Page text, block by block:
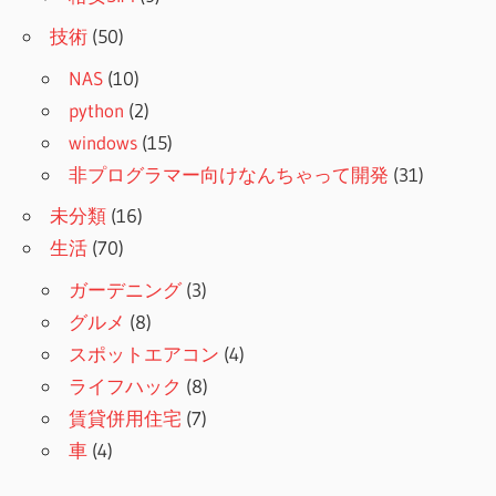
技術 (50)
NAS (10)
python (2)
windows (15)
非プログラマー向けなんちゃって開発 (31)
未分類 (16)
生活 (70)
ガーデニング(3)
グルメ (8)
スポットエアコン (4)
ライフハック (8)
賃貸併用住宅 (7)
車 (4)